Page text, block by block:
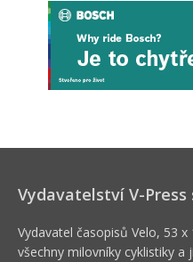
Vydavatelství V-Press
Vydavatel časopisů Velo, 53
všechny milovníky cyklistiky a